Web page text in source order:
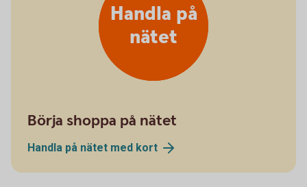
Handla på
nätet
Börja shoppa på nätet
Handla på nätet med kort